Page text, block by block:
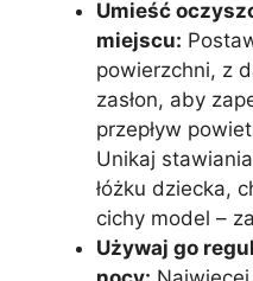
Umieść
miejscu:
powierzchni, z
zasłon, aby
przepływ
Unikaj
łóżku dziecka,
cichy model –
Używaj go